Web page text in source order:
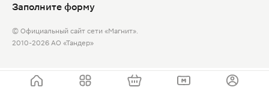
Заполните форму
© Официальный сайт сети «Магнит».
2010-2026 АО «Тандер»